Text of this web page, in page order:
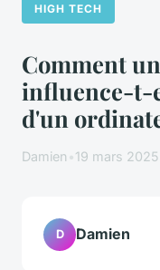
HIGH TECH
Comment
influence-t-
d'un
Damien •19 mars 2025
D Damien